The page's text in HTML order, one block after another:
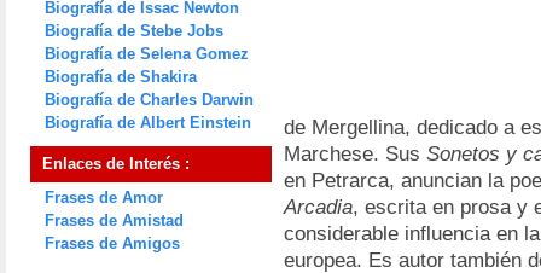
Biografía de Issac Newton
Biografía de Stebe Jobs
Biografía de Selena Gomez
Biografía de Shakira
Biografía de Charles Darwin
Biografía de Albert Einstein
Enlaces de Interés :
Frases de Amor
Frases de Amistad
Frases de Amigos
de Mergellina, dedicado a
Marchese. Sus Sonetos y
en Petrarca, anuncian la
Arcadia, escrita en prosa y
considerable influencia en
europea. Es autor también